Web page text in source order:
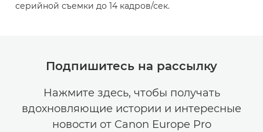
серийной съемки до 14 кадров/сек.
Подпишитесь на рассылку
Нажмите здесь, чтобы получать
вдохновляющие истории и интересные
новости от Canon Europe Pro